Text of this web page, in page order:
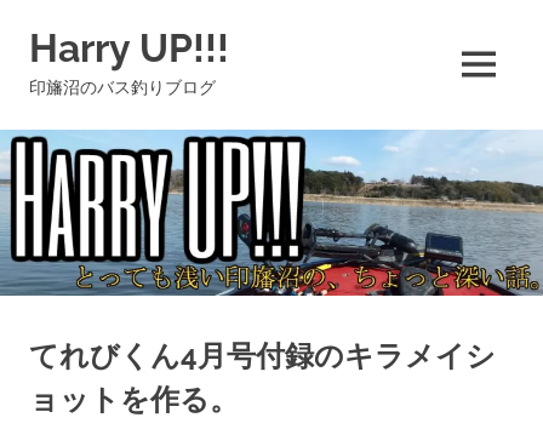
ツ
へ
ス
キ
ッ
プ
Harry UP!!!
印旛沼のバス釣りブログ MENU
てれびくん4月号付録のキラメイシ
ョットを作る。